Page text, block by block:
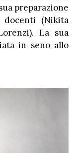
preparazione
(Nikita
La sua
in seno allo